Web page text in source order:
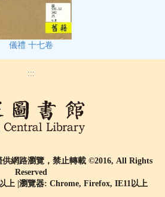
儀禮 十七卷
:::
網路瀏覽，禁止轉載 ©2016, All Rights
Reserved
上 |瀏覽器: Chrome, Firefox, IE11以上